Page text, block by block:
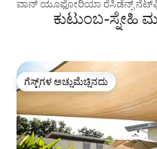
ವಾನ್ ಯೂಫೋರಿಯಾ ರೆಸಿಡೆನ್ಸ್
ಕುಟುಂಬ-
ಗೆಸ್ಟ್‌ಗಳ ಅಚ್ಚುಮೆಚ್ಚಿನದು
ಗೆಸ್ಟ್‌ಗಳ ಅಚ್ಚುಮೆಚ್ಚಿನದು